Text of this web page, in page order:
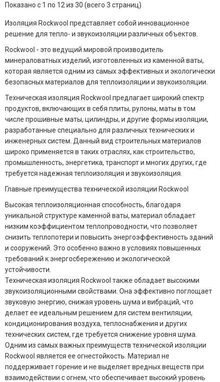
Показано с 1 по 12 из 30 (всего 3 страниц)
Изоляция Rockwool представляет собой инновационное
решение для тепло- и звукоизоляции различных объектов.
Rockwool - это ведущий мировой производитель
минераловатных изделий, изготовленных из каменной ваты,
которая является одним из самых эффективных и экологически
безопасных материалов для теплоизоляции и звукоизоляции.
Техническая изоляция Rockwool предлагает широкий спектр
продуктов, включающих в себя плиты, рулоны, маты в том
числе прошивные маты, цилиндры, и другие формы изоляции,
разработанные специально для различных технических и
инженерных систем. Данный вид строительных материалов
широко применяется в таких отраслях, как строительство,
промышленность, энергетика, транспорт и многих других, где
требуется надежная теплоизоляция и звукоизоляция.
Главные преимущества технической изоляции Rockwool
Высокая теплоизоляционная способность, благодаря
уникальной структуре каменной ваты, материал обладает
низким коэффициентом теплопроводности, что позволяет
снизить теплопотери и повысить энергоэффективность зданий
и сооружений. Это особенно важно в условиях повышенных
требований к энергосбережению и экологической
устойчивости.
Техническая изоляция Rockwool также обладает высокими
звукоизоляционными свойствами. Она эффективно поглощает
звуковую энергию, снижая уровень шума и вибраций, что
делает ее идеальным решением для систем вентиляции,
кондиционирования воздуха, теплоснабжения и других
технических систем, где требуется снижение уровня шума.
Одним из самых важных преимуществ технической изоляции
Rockwool является ее огнестойкость. Материал не
поддерживает горение и не выделяет вредных веществ при
взаимодействии с огнем, что обеспечивает высокий уровень